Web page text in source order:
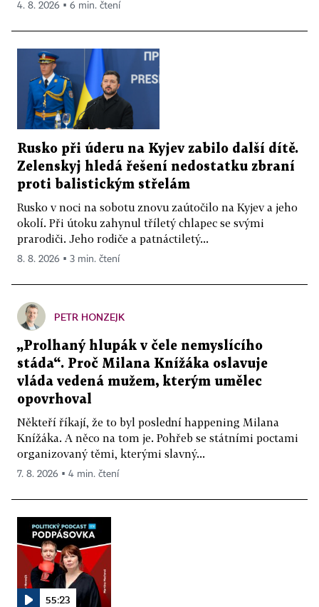
4. 8. 2026 ▪ 6 min. čtení
Rusko při úderu na Kyjev zabilo další dítě.
Zelenskyj hledá řešení nedostatku zbraní
proti balistickým střelám
Rusko v noci na sobotu znovu zaútočilo na Kyjev a jeho
okolí. Při útoku zahynul tříletý chlapec se svými
prarodiči. Jeho rodiče a patnáctiletý...
8. 8. 2026 ▪ 3 min. čtení
PETR HONZEJK
„Prolhaný hlupák v čele nemyslícího
stáda“. Proč Milana Knížáka oslavuje
vláda vedená mužem, kterým umělec
opovrhoval
Někteří říkají, že to byl poslední happening Milana
Knížáka. A něco na tom je. Pohřeb se státními poctami
organizovaný těmi, kterými slavný...
7. 8. 2026 ▪ 4 min. čtení
55:23